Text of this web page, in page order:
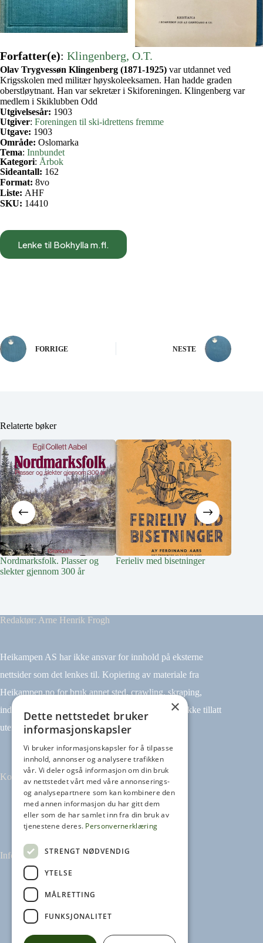
Forfatter(e): Klingenberg, O.T.
Olav Trygvessøn Klingenberg (1871-1925) var utdannet ved
Krigsskolen med militær høyskoleeksamen. Han hadde graden
oberstløytnant. Han var sekretær i Skiforeningen. Klingenberg var
medlem i Skiklubben Odd
Utgivelsesår: 1903
Utgiver: Foreningen til ski-idrettens fremme
Utgave: 1903
Område: Oslomarka
Tema: Innbundet
Kategori: Årbok
Sideantall: 162
Format: 8vo
Liste: AHF
SKU: 14410
Lenke til Bokhylla m.fl.
FORRIGE NESTE
Relaterte bøker
Nordmarksfolk. Plasser og
slekter gjennom 300 år
Ferieliv med bisetninger
Redaktør: Arne Henrik Frogh
Heikampen AS har ikke ansvar for innhold på eksterne
nettsider som det lenkes til. Kopiering av materiale fra
Heikampen.no for bruk annet sted, crawling, skraping,
indeksering (for eksempel tekst og datamining) er ikke tillatt
uten avtale.
Kontakt
Tilbakemeldinger
kontakt@heikampen.no
Informasjon
Leseguide
Personvernerklæring
Informasjonskapsler
×
Dette nettstedet bruker
informasjonskapsler
Vi bruker informasjonskapsler for å tilpasse
innhold, annonser og analysere trafikken
vår. Vi deler også informasjon om din bruk
av nettstedet vårt med våre annonserings-
og analysepartnere som kan kombinere den
med annen informasjon du har gitt dem
eller som de har samlet inn fra din bruk av
tjenestene deres. Personvernerklæring
STRENGT NØDVENDIG
YTELSE
MÅLRETTING
FUNKSJONALITET